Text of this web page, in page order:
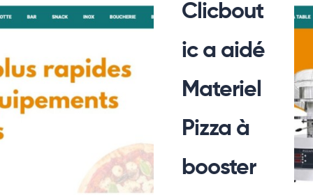
Clicbout
ic a aidé
Materiel
Pizza à
booster